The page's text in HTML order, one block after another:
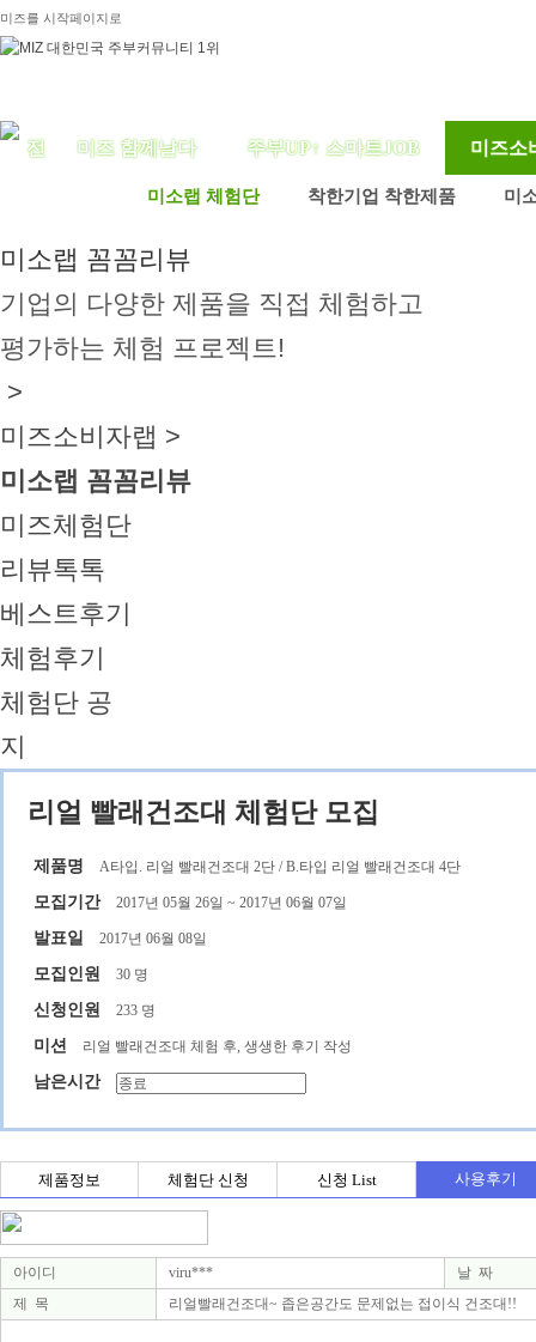
미즈를 시작페이지로
미즈 함께날다 주부UP↑ 스마트JOB 미즈소
미소랩 체험단 착한기업 착한제품 미
미소랩 꼼꼼리뷰
기업의 다양한 제품을 직접 체험하고
평가하는 체험 프로젝트!
>
미즈소비자랩 >
미소랩 꼼꼼리뷰
미즈체험단
리뷰톡톡
베스트후기
체험후기
체험단 공
지
리얼 빨래건조대 체험단 모집
제품명 A타입. 리얼 빨래건조대 2단 / B.타입 리얼 빨래건조대 4단
모집기간 2017년 05월 26일 ~ 2017년 06월 07일
발표일 2017년 06월 08일
모집인원 30 명
신청인원 233 명
미션 리얼 빨래건조대 체험 후, 생생한 후기 작성
남은시간
제품정보 체험단 신청 신청 List 사용후기
아이디 viru***
날 짜
제 목
리얼빨래건조대~ 좁은공간도 문제없는 접이식 건조대!!